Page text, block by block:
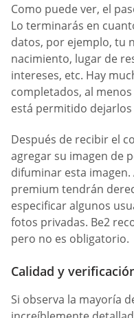
Como puede ver, el
Lo terminarás en
datos, por ejemplo, tu
nacimiento, lugar de
intereses, etc. Hay
completados, al
está permitido dejarlos
Después de recibir el
agregar su imagen de
difuminar esta
premium tendrán
especificar algunos
fotos privadas. Be2
pero no es obligatorio.
Calidad y
Si observa la mayoría